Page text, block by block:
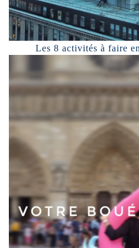
Les 8 activités à faire